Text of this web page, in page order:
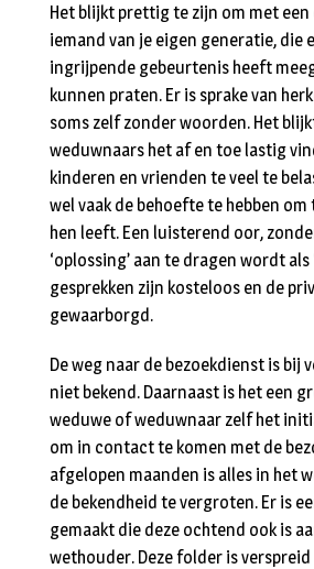
Het blijkt prettig te zijn om met
iemand van je eigen generatie, die
ingrijpende gebeurtenis heeft
kunnen praten. Er is sprake van
soms zelf zonder woorden. Het
weduwnaars het af en toe lastig
kinderen en vrienden te veel te
wel vaak de behoefte te hebben
hen leeft. Een luisterend oor,
‘oplossing’ aan te dragen wordt als
gesprekken zijn kosteloos en de
gewaarborgd.
De weg naar de bezoekdienst is bij
niet bekend. Daarnaast is het een
weduwe of weduwnaar zelf het
om in contact te komen met de
afgelopen maanden is alles in het
de bekendheid te vergroten. Er is
gemaakt die deze ochtend ook is
wethouder. Deze folder is